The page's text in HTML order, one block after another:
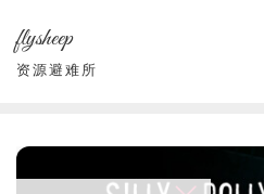
content
flysheep
资源避难所